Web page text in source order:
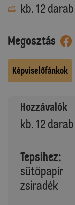
kb. 12 darab
Megosztás
Képviselőfánkok
Hozzávalók
kb. 12
Tepsihez:
sütőpapír
zsiradék